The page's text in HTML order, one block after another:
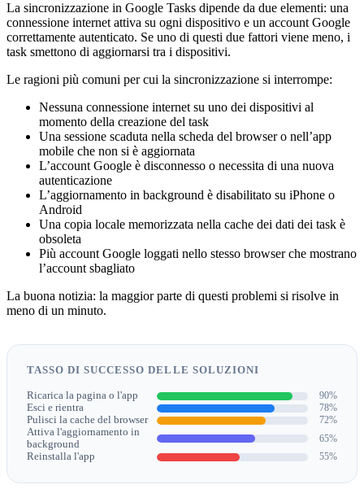
La sincronizzazione in Google Tasks dipende da due elementi: una
connessione internet attiva su ogni dispositivo e un account Google
correttamente autenticato. Se uno di questi due fattori viene meno, i
task smettono di aggiornarsi tra i dispositivi.
Le ragioni più comuni per cui la sincronizzazione si interrompe:
Nessuna connessione internetsu uno dei dispositivi al
momento della creazione del task
Una sessione scaduta nella scheda del browser o nell’app
mobile che non si è aggiornata
L’account Google è disconnesso o necessita di una nuova
autenticazione
L’aggiornamento in background è disabilitato su iPhone o
Android
Una copia locale memorizzata nella cache dei dati dei task è
obsoleta
Più account Google loggati nello stesso browser che mostrano
l’account sbagliato
La buona notizia: la maggior parte di questi problemi si risolve in
meno di un minuto.
TASSO DI SUCCESSO DELLE SOLUZIONI
Ricarica la pagina o l'app
90%
Esci e rientra
78%
Pulisci la cache del browser
72%
Attiva l'aggiornamento in
background
65%
Reinstalla l'app
55%